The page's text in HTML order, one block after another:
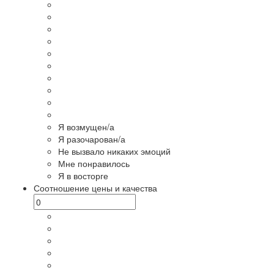
Я возмущен/а
Я разочарован/а
Не вызвало никаких эмоций
Мне понравилось
Я в восторге
Соотношение цены и качества